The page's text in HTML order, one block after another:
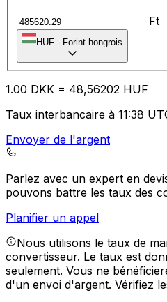
Ft
HUF - Forint hongrois
1.00 DKK = 48,56202 HUF
Taux interbancaire à 11:38
Envoyer de l'argent
Parlez avec un expert en
pouvons battre les taux des
Planifier un appel
Nous utilisons le taux de
convertisseur. Le taux est
seulement. Vous ne
d'un envoi d'argent. Vérifiez